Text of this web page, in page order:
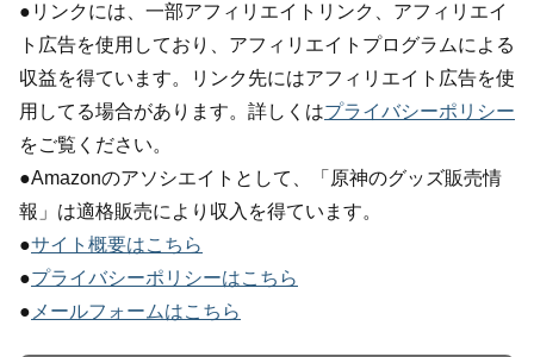
●リンクには、一部アフィリエイトリンク、アフィリエイ
ト広告を使用しており、アフィリエイトプログラムによる
収益を得ています。リンク先にはアフィリエイト広告を使
用してる場合があります。詳しくはプライバシーポリシー
をご覧ください。
●Amazonのアソシエイトとして、「原神のグッズ販売情
報」は適格販売により収入を得ています。
●サイト概要はこちら
●プライバシーポリシーはこちら
● メールフォームはこちら